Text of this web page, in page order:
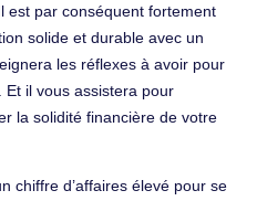
est par conséquent fortement
solide et durable avec un
les réflexes à avoir pour
il vous assistera pour
la solidité financière de votre
chiffre d’affaires élevé pour se